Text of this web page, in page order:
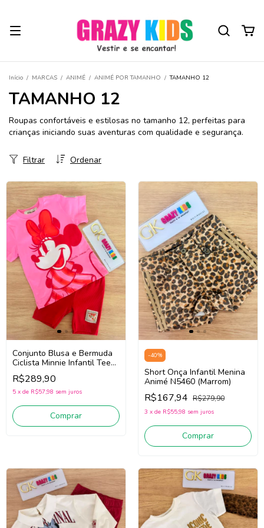
Início / MARCAS / ANIMÉ / ANIMÉ POR TAMANHO / TAMANHO 12
TAMANHO 12
Roupas confortáveis e estilosas no tamanho 12, perfeitas para
crianças iniciando suas aventuras com qualidade e segurança.
Ordenar
Filtrar
Conjunto Blusa e Bermuda
Ciclista Minnie Infantil Teen
Menina Animé P6705
(Rosa/Vermelho)
R$289,90
5 x de R$57,98 sem juros
Comprar
-40%
Short Onça Infantil Menina
Animé N5460 (Marrom)
R$167,94 R$279,90
3 x de R$55,98 sem juros
Comprar